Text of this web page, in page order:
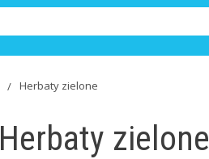
Herbaty zielone
Herbaty zielone